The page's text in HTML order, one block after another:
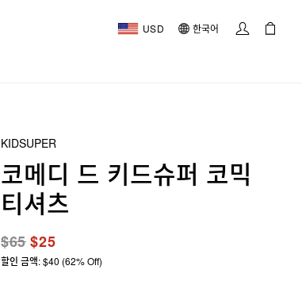
USD 한국어
KIDSUPER
코메디 드 키드슈퍼 코믹
티셔츠
$65$25
할인 금액: $40 (62% Off)